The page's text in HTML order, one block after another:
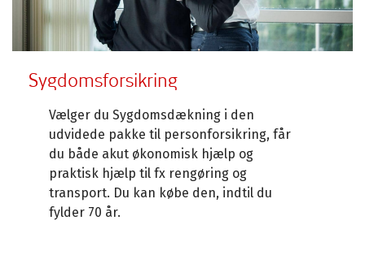
Sygdomsforsikring
Vælger du Sygdomsdækning i den
udvidede pakke til personforsikring, får
du både akut økonomisk hjælp og
praktisk hjælp til fx rengøring og
transport. Du kan købe den, indtil du
fylder 70 år.